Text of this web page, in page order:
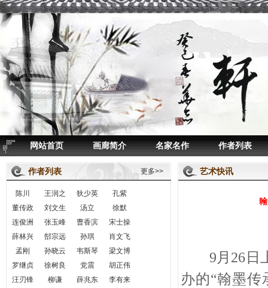
网站首页 画廊简介 名家名作 作者列表
作者列表 更多>>
陈川 王润之 狄少英
孔紫
董传政
刘文生 汤立
徐默
连俊洲
张玉峰 曹香滨
宋士操
薛林兴
郜宗远 孙琪
肖文飞
孟刚
孙晓云 韦斯琴
梁文博
罗继贞
徐树良 党震
胡正伟
汪刃锋
柳谦 薛兆东
李有来
艺术快讯
9月26日
办的“翰墨传